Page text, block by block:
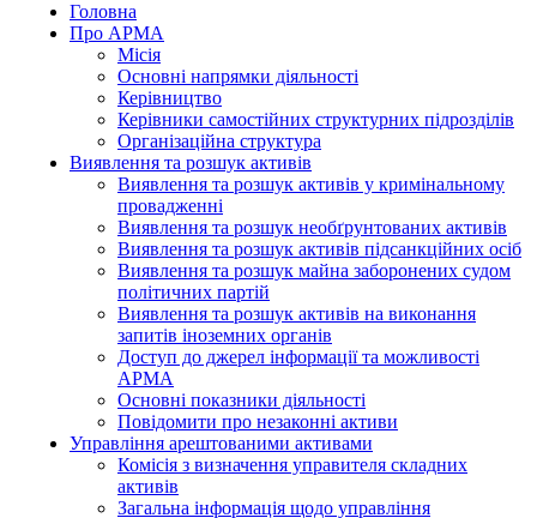
Головна
Про АРМА
Місія
Основні напрямки діяльності
Керівництво
Керівники самостійних структурних підрозділів
Організаційна структура
Виявлення та розшук активів
Виявлення та розшук активів у кримінальному
провадженні
Виявлення та розшук необґрунтованих активів
Виявлення та розшук активів підсанкційних осіб
Виявлення та розшук майна заборонених судом
політичних партій
Виявлення та розшук активів на виконання
запитів іноземних органів
Доступ до джерел інформації та можливості
АРМА
Основні показники діяльності
Повідомити про незаконні активи
Управління арештованими активами
Комісія з визначення управителя складних
активів
Загальна інформація щодо управління